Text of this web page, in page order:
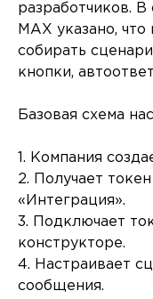
разработчиков.
MAX указано,
собирать
кнопки,
Базовая схема
1. Компания
2. Получает
«Интеграция».
3. Подключает
конструкторе.
4. Настраивает
сообщения.